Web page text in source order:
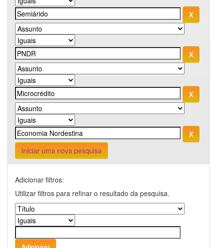
Iniciar uma nova pesquisa
Adicionar filtros:
Utilizar filtros para refinar o resultado da pesquisa.